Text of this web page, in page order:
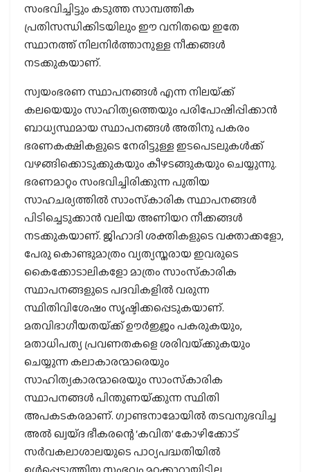
സംഭവിച്ചിട്ടും കടുത്ത സാമ്പത്തിക
പ്രതിസന്ധിക്കിടയിലും ഈ വനിതയെ ഇതേ
സ്ഥാനത്ത് നിലനിര്‍ത്താനുള്ള നീക്കങ്ങള്‍
നടക്കുകയാണ്.
സ്വയംഭരണ സ്ഥാപനങ്ങള്‍ എന്ന നിലയ്‌ക്ക്
കലയെയും സാഹിത്യത്തെയും പരിപോഷിപ്പിക്കാന്‍
ബാധ്യസ്ഥമായ സ്ഥാപനങ്ങള്‍ അതിനു പകരം
ഭരണകക്ഷികളുടെ നേരിട്ടുള്ള ഇടപെടലുകള്‍ക്ക്
വഴങ്ങിക്കൊടുക്കുകയും കീഴടങ്ങുകയും ചെയ്യുന്നു.
ഭരണമാറ്റം സംഭവിച്ചിരിക്കുന്ന പുതിയ
സാഹചര്യത്തില്‍ സാംസ്‌കാരിക സ്ഥാപനങ്ങള്‍
പിടിച്ചെടുക്കാന്‍ വലിയ അണിയറ നീക്കങ്ങള്‍
നടക്കുകയാണ്. ജിഹാദി ശക്തികളുടെ വക്താക്കളോ,
പേരു കൊണ്ടുമാത്രം വ്യത്യസ്തരായ ഇവരുടെ
കൈക്കോടാലികളോ മാത്രം സാംസ്‌കാരിക
സ്ഥാപനങ്ങളുടെ പദവികളില്‍ വരുന്ന
സ്ഥിതിവിശേഷം സൃഷ്ടിക്കപ്പെടുകയാണ്.
മതവിഭാഗീയതയ്‌ക്ക് ഊര്‍ജ്ജം പകരുകയും,
മതാധിപത്യ പ്രവണതകളെ ശരിവയ്‌ക്കുകയും
ചെയ്യുന്ന കലാകാരന്മാരെയും
സാഹിത്യകാരന്മാരെയും സാംസ്‌കാരിക
സ്ഥാപനങ്ങള്‍ പിന്തുണയ്‌ക്കുന്ന സ്ഥിതി
അപകടകരമാണ്. ഗ്വാണ്ടനാമോയില്‍ തടവനുഭവിച്ച
അല്‍ ഖ്വയ്ദ ഭീകരന്റെ ‘കവിത’ കോഴിക്കോട്
സര്‍വകലാശാലയുടെ പാഠ്യപദ്ധതിയില്‍